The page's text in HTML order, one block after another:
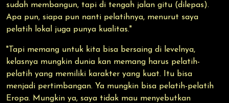
sudah membangun, tapi di tengah jalan gitu (dilepas).
Apa pun, siapa pun nanti pelatihnya, menurut saya
pelatih lokal juga punya kualitas."
"Tapi memang untuk kita bisa bersaing di levelnya,
kelasnya mungkin dunia kan memang harus pelatih-
pelatih yang memiliki karakter yang kuat. Itu bisa
menjadi pertimbangan. Ya mungkin bisa pelatih-pelatih
Eropa. Mungkin ya, saya tidak mau menyebutkan